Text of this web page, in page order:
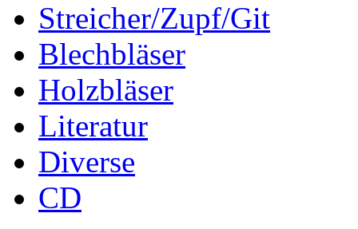
Streicher/Zupf/Git
Blechbläser
Holzbläser
Literatur
Diverse
CD